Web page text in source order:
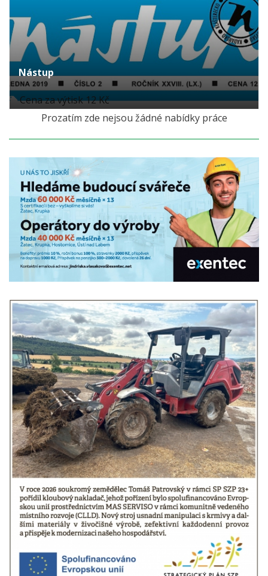
Nástup
Cena za výtisk 12 Kč
Prozatím zde nejsou žádné nabídky práce